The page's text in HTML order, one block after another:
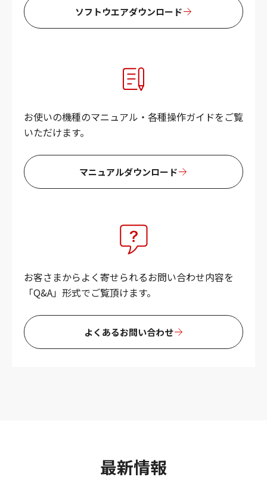
ソフトウエアダウンロード
お使いの機種のマニュアル・各種操作ガイドをご覧
いただけます。
マニュアルダウンロード
お客さまからよく寄せられるお問い合わせ内容を
「Q&A」形式でご覧頂けます。
よくあるお問い合わせ
最新情報